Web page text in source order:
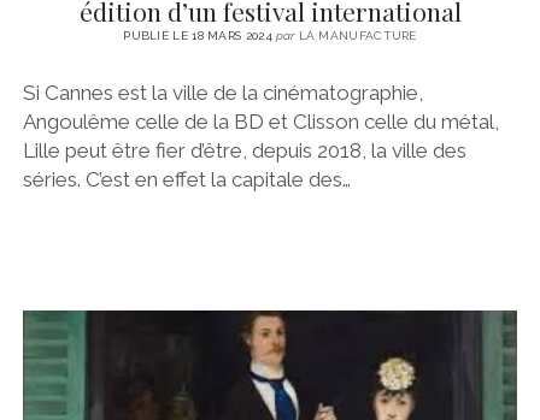
édition d’un festival international
PUBLIÉ LE 18 MARS 2024parLA MANUFACTURE
Si Cannes est la ville de la cinématographie,
Angoulême celle de la BD et Clisson celle du métal,
Lille peut être fier d’être, depuis 2018, la ville des
séries. C’est en effet la capitale des…